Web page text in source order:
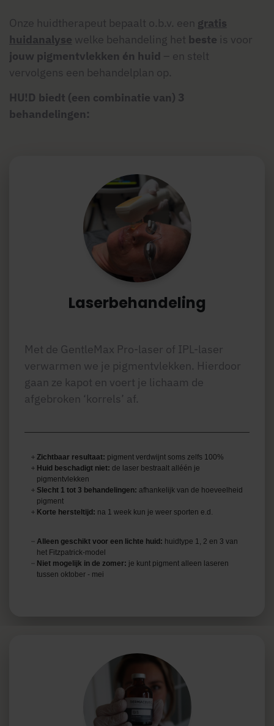
Onze huidtherapeut bepaalt o.b.v. een gratis
huidanalyse welke behandeling het beste is voor
jouw pigmentvlekken én huid – en stelt
vervolgens een behandelplan op.
HU!D biedt (een combinatie van) 3
behandelingen:
Laserbehandeling
Met de GentleMax Pro-laser of IPL-laser
verwarmen we je pigmentvlekken. Hierdoor
gaan ze kapot en voert je lichaam de
afgebroken ‘korrels’ af.
Zichtbaar resultaat: pigment verdwijnt soms zelfs 100%
Huid beschadigt niet: de laser bestraalt alléén je
pigmentvlekken
Slecht 1 tot 3 behandelingen: afhankelijk van de hoeveelheid
pigment
Korte hersteltijd: na 1 week kun je weer sporten e.d.
Alleen geschikt voor een lichte huid: huidtype 1, 2 en 3 van
het Fitzpatrick-model
Niet mogelijk in de zomer: je kunt pigment alleen laseren
tussen oktober - mei